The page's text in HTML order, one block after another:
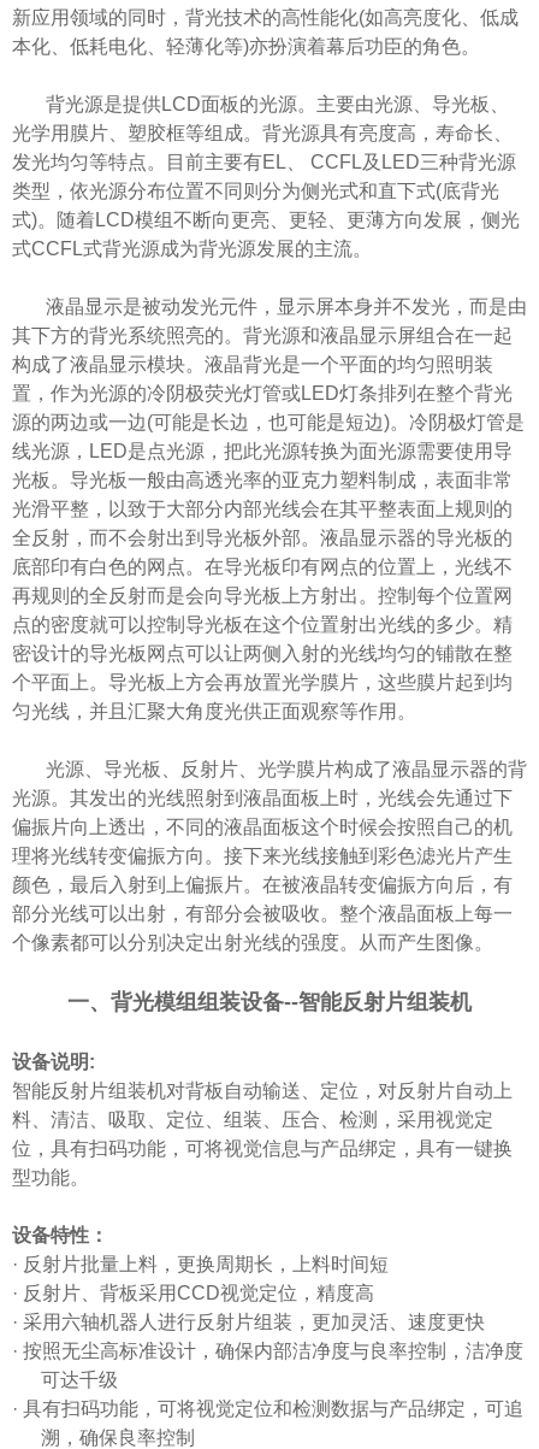
新应用领域的同时，背光技术的高性能化(如高亮度化、低成
本化、低耗电化、轻薄化等)亦扮演着幕后功臣的角色。
背光源是提供LCD面板的光源。主要由光源、导光板、
光学用膜片、塑胶框等组成。背光源具有亮度高，寿命长、
发光均匀等特点。目前主要有EL CCFL及 LED三种背光源
类型，依光源分布位置不同则分为侧光式和直下式(底背光
式)。随着LCD模组不断向更亮、更轻、更薄方向发展，侧光
式CCFL式背光源成为背光源发展的主流。
液晶显示是被动发光元件，显示屏本身并不发光，而是由
其下方的背光系统照亮的。背光源和液晶显示屏组合在一起
构成了液晶显示模块。液晶背光是一个平面的均匀照明装
置，作为光源的冷阴极荧光灯管或LED灯条排列在整个背光
源的两边或一边(可能是长边，也可能是短边)。冷阴极灯管是
线光源， LED是点光源，把此光源转换为面光源需要使用导
光板。导光板一般由高透光率的亚克力塑料制成，表面非常
光滑平整，以致于大部分内部光线会在其平整表面上规则的
全反射，而不会射出到导光板外部。液晶显示器的导光板的
底部印有白色的网点。在导光板印有网点的位置上，光线不
再规则的全反射而是会向导光板上方射出。控制每个位置网
点的密度就可以控制导光板在这个位置射出光线的多少。精
密设计的导光板网点可以让两侧入射的光线均匀的铺散在整
个平面上。导光板上方会再放置光学膜片，这些膜片起到均
匀光线，并且汇聚大角度光供正面观察等作用。
光源、导光板、反射片、光学膜片构成了液晶显示器的背
光源。其发出的光线照射到液晶面板上时，光线会先通过下
偏振片向上透出，不同的液晶面板这个时候会按照自己的机
理将光线转变偏振方向。接下来光线接触到彩色滤光片产生
颜色，最后入射到上偏振片。在被液晶转变偏振方向后，有
部分光线可以出射，有部分会被吸收。整个液晶面板上每一
个像素都可以分别决定出射光线的强度。从而产生图像。
一、背光模组组装设备--智能反射片组装机
设备说明:
智能反射片组装机对背板自动输送、定位，对反射片自动上
料、清洁、吸取、定位、组装、压合、检测，采用视觉定
位，具有扫码功能，可将视觉信息与产品绑定，具有一键换
型功能。
设备特性：
· 反射片批量上料，更换周期长，上料时间短
· 反射片 、背板采用CCD视觉定位，精度高
· 采用六轴机器人进行反射片组装，更加灵活、速度更快
· 按照无尘高标准设计，确保内部洁净度与良率控制，洁净度
可达千级
· 具有扫码功能，可将视觉定位和检测数据与产品绑定，可追
溯，确保良率控制